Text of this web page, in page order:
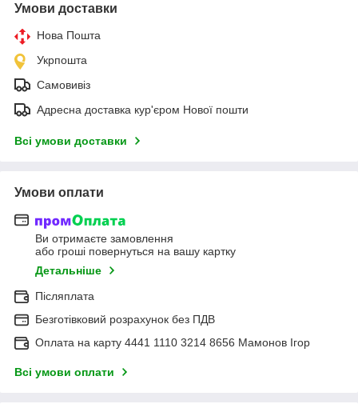
Умови доставки
Нова Пошта
Укрпошта
Самовивіз
Адресна доставка кур'єром Нової пошти
Всі умови доставки
Умови оплати
Ви отримаєте замовлення
або гроші повернуться на вашу картку
Детальніше
Післяплата
Безготівковий розрахунок без ПДВ
Оплата на карту 4441 1110 3214 8656 Мамонов Ігор
Всі умови оплати